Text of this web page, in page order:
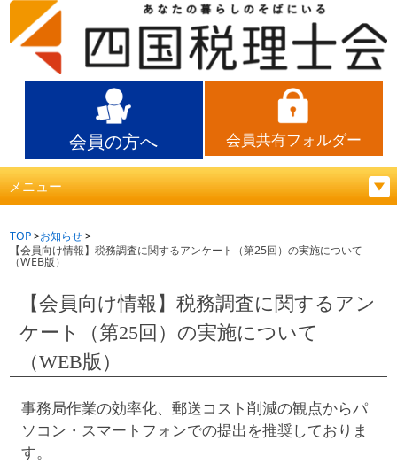
会員の方へ 会員共有フォルダー
メニュー
TOP
お知らせ
【会員向け情報】税務調査に関するアンケート（第25回）の実施について
（WEB版）
【会員向け情報】税務調査に関するアン
ケート（第25回）の実施について
（WEB版）
事務局作業の効率化、郵送コスト削減の観点からパ
ソコン・スマートフォンでの提出を推奨しておりま
す。